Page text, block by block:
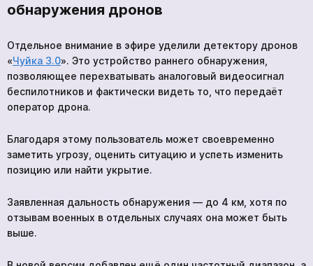
обнаружения дронов
Отдельное внимание в эфире уделили детектору дронов
«Чуйка 3.0». Это устройство раннего обнаружения,
позволяющее перехватывать аналоговый видеосигнал
беспилотников и фактически видеть то, что передаёт
оператор дрона.
Благодаря этому пользователь может своевременно
заметить угрозу, оценить ситуацию и успеть изменить
позицию или найти укрытие.
Заявленная дальность обнаружения — до 4 км, хотя по
отзывам военных в отдельных случаях она может быть
выше.